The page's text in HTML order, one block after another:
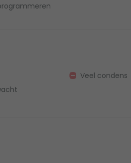
Veel condens